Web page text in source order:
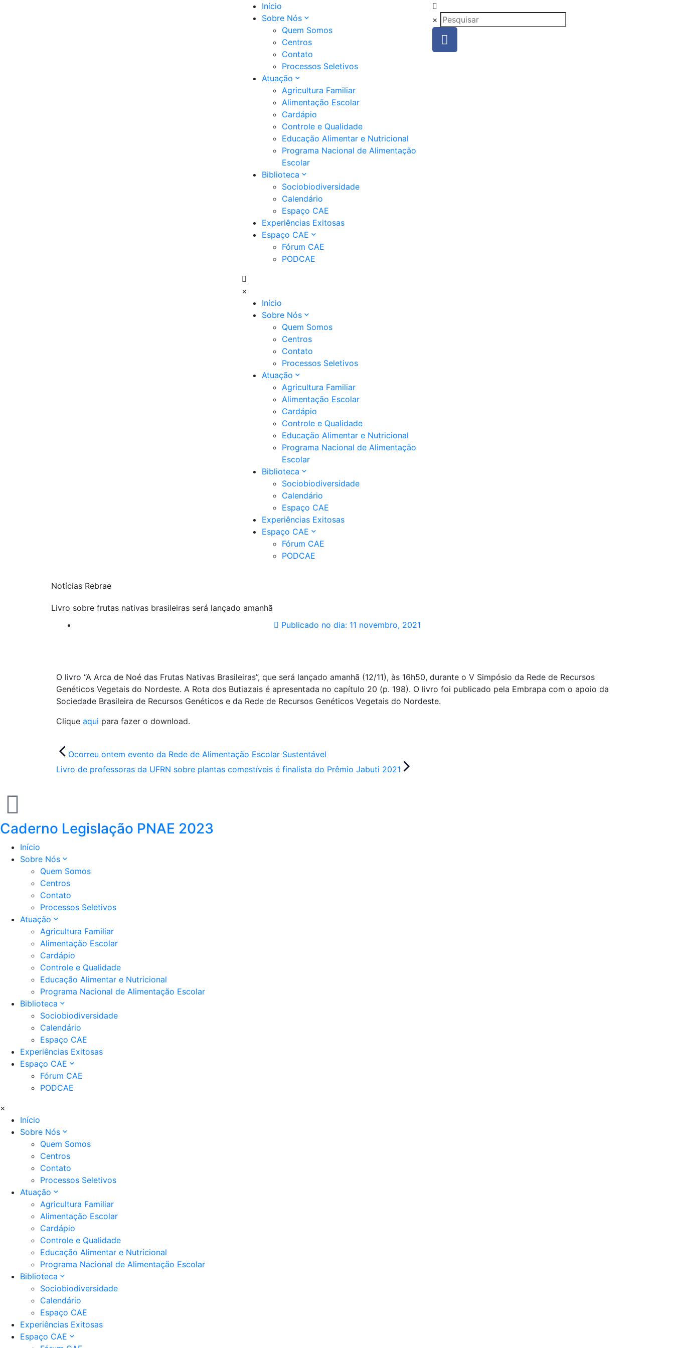
Início
Sobre Nós
Quem Somos
Centros
Contato
Processos Seletivos
Atuação
Agricultura Familiar
Alimentação Escolar
Cardápio
Controle e Qualidade
Educação Alimentar e Nutricional
Programa Nacional de Alimentação
Escolar
Biblioteca
Sociobiodiversidade
Calendário
Espaço CAE
Experiências Exitosas
Espaço CAE
Fórum CAE
PODCAE
×
Início
Sobre Nós
Quem Somos
Centros
Contato
Processos Seletivos
Atuação
Agricultura Familiar
Alimentação Escolar
Cardápio
Controle e Qualidade
Educação Alimentar e Nutricional
Programa Nacional de Alimentação
Escolar
Biblioteca
Sociobiodiversidade
Calendário
Espaço CAE
Experiências Exitosas
Espaço CAE
Fórum CAE
PODCAE
×
Notícias Rebrae
Livro sobre frutas nativas brasileiras será lançado amanhã
Publicado no dia:11 novembro, 2021
O livro “A Arca de Noé das Frutas Nativas Brasileiras”, que será lançado amanhã (12/11), às 16h50, durante o V Simpósio da Rede de Recursos
Genéticos Vegetais do Nordeste. A Rota dos Butiazais é apresentada no capítulo 20 (p. 198). O livro foi publicado pela Embrapa com o apoio da
Sociedade Brasileira de Recursos Genéticos e da Rede de Recursos Genéticos Vegetais do Nordeste.
Clique aqui para fazer o download.
Ocorreu ontem evento da Rede de Alimentação Escolar Sustentável
Livro de professoras da UFRN sobre plantas comestíveis é finalista do Prêmio Jabuti 2021
Caderno Legislação PNAE 2023
Início
Sobre Nós
Quem Somos
Centros
Contato
Processos Seletivos
Atuação
Agricultura Familiar
Alimentação Escolar
Cardápio
Controle e Qualidade
Educação Alimentar e Nutricional
Programa Nacional de Alimentação Escolar
Biblioteca
Sociobiodiversidade
Calendário
Espaço CAE
Experiências Exitosas
Espaço CAE
Fórum CAE
PODCAE
×
Início
Sobre Nós
Quem Somos
Centros
Contato
Processos Seletivos
Atuação
Agricultura Familiar
Alimentação Escolar
Cardápio
Controle e Qualidade
Educação Alimentar e Nutricional
Programa Nacional de Alimentação Escolar
Biblioteca
Sociobiodiversidade
Calendário
Espaço CAE
Experiências Exitosas
Espaço CAE